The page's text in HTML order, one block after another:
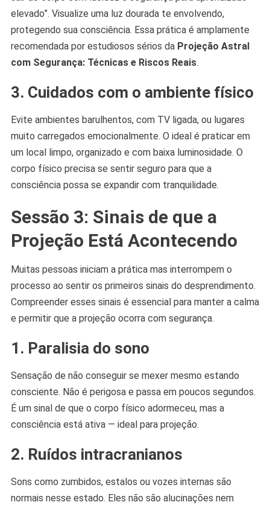
elevado”. Visualize uma luz dourada te envolvendo,
protegendo sua consciência. Essa prática é amplamente
recomendada por estudiosos sérios da Projeção Astral
com Segurança: Técnicas e Riscos Reais.
3. Cuidados com o ambiente físico
Evite ambientes barulhentos, com TV ligada, ou lugares
muito carregados emocionalmente. O ideal é praticar em
um local limpo, organizado e com baixa luminosidade. O
corpo físico precisa se sentir seguro para que a
consciência possa se expandir com tranquilidade.
Sessão 3: Sinais de que a
Projeção Está Acontecendo
Muitas pessoas iniciam a prática mas interrompem o
processo ao sentir os primeiros sinais do desprendimento.
Compreender esses sinais é essencial para manter a calma
e permitir que a projeção ocorra com segurança.
1. Paralisia do sono
Sensação de não conseguir se mexer mesmo estando
consciente. Não é perigosa e passa em poucos segundos.
É um sinal de que o corpo físico adormeceu, mas a
consciência está ativa — ideal para projeção.
2. Ruídos intracranianos
Sons como zumbidos, estalos ou vozes internas são
normais nesse estado. Eles não são alucinações nem